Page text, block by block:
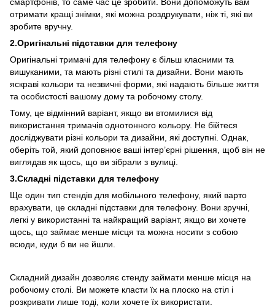
смартфонів, то саме час це зробити. Вони допоможуть вам
отримати кращі знімки, які можна роздрукувати, ніж ті, які ви
зробите вручну.
2.Оригінальні підставки для телефону
Оригінальні тримачі для телефону є більш класними та
вишуканими, та мають різні стилі та дизайни. Вони мають
яскраві кольори та незвичні форми, які надають більше життя
та особистості вашому дому та робочому столу.
Тому, це відмінний варіант, якщо ви втомилися від
використання тримачів однотонного кольору. Не бійтеся
досліджувати різні кольори та дизайни, які доступні. Однак,
оберіть той, який доповнює ваші інтер’єрні рішення, щоб він не
виглядав як щось, що ви зібрали з вулиці.
3.Складні підставки для телефону
Ще один тип стендів для мобільного телефону, який варто
врахувати, це складні підставки для телефону. Вони зручні,
легкі у використанні та найкращий варіант, якщо ви хочете
щось, що займає менше місця та можна носити з собою
всюди, куди б ви не йшли.
Складний дизайн дозволяє стенду займати менше місця на
робочому столі. Ви можете класти їх на плоско на стіл і
розкривати лише тоді, коли хочете їх використати.